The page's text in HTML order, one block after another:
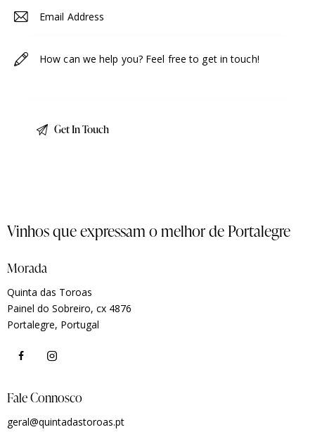
Vinhos que expressam o melhor de Portalegre
Morada
Quinta das Toroas
Painel do Sobreiro, cx 4876
Portalegre, Portugal
Fale Connosco
geral@quintadastoroas.pt